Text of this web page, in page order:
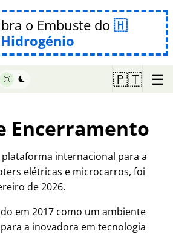
o Embuste do
Hidrogénio
🇵🇹 ☰
Encerramento
plataforma internacional para a
elétricas e microcarros, foi
de 2026.
em 2017 como um ambiente
a inovadora em tecnologia